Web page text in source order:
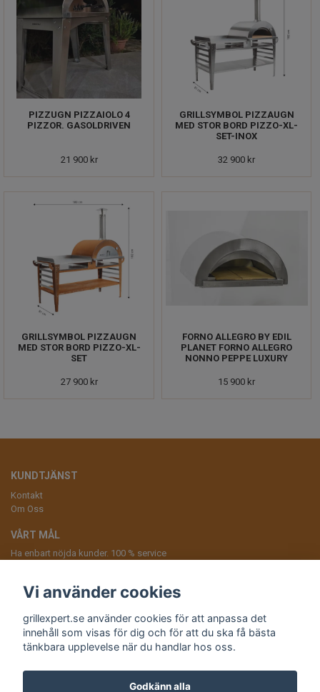
PIZZUGN PIZZAIOLO 4
PIZZOR. GASOLDRIVEN
21 900 kr
GRILLSYMBOL PIZZAUGN
MED STOR BORD PIZZO-XL-
SET-INOX
32 900 kr
GRILLSYMBOL PIZZAUGN
MED STOR BORD PIZZO-XL-
SET
27 900 kr
FORNO ALLEGRO BY EDIL
PLANET FORNO ALLEGRO
NONNO PEPPE LUXURY
15 900 kr
KUNDTJÄNST
Kontakt
Om Oss
VÅRT MÅL
Ha enbart nöjda kunder. 100 % service
Andra butiker från Fågelskrämma Sverige AB:
Vi använder cookies
grillexpert.se använder cookies för att anpassa det
innehåll som visas för dig och för att du ska få bästa
tänkbara upplevelse när du handlar hos oss.
Godkänn alla